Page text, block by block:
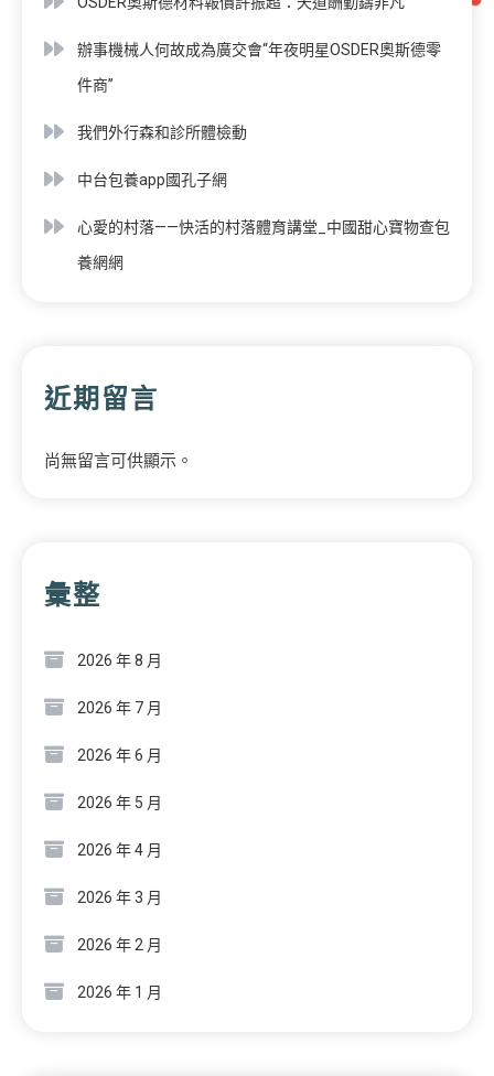
辦事機械人何故成為廣交會“年夜明星OSDER奧斯德零
件商”
我們外行森和診所體檢動
中台包養app國孔子網
心愛的村落——快活的村落體育講堂_中國甜心寶物查包
養網網
近期留言
尚無留言可供顯示。
彙整
2026 年 8 月
2026 年 7 月
2026 年 6 月
2026 年 5 月
2026 年 4 月
2026 年 3 月
2026 年 2 月
2026 年 1 月